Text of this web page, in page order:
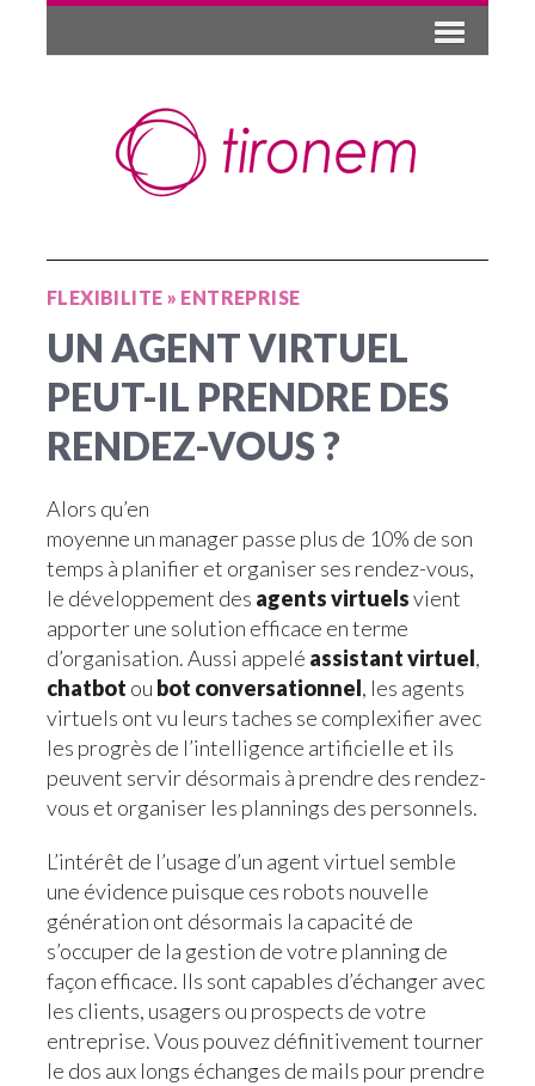
FLEXIBILITE » ENTREPRISE
UN AGENT VIRTUEL
PEUT-IL PRENDRE DES
RENDEZ-VOUS ?
Alors qu’en
moyenne un manager passe plus de 10% de son
temps à planifier et organiser ses rendez-vous,
le développement des agents virtuelsvient
apporter une solution efficace en terme
d’organisation. Aussi appelé assistant virtuel,
chatbot ou bot conversationnel, les agents
virtuels ont vu leurs taches se complexifier avec
les progrès de l’intelligence artificielle et ils
peuvent servir désormais à prendre des rendez-
vous et organiser les plannings des personnels.
L’intérêt de l’usage d’un agent virtuel semble
une évidence puisque ces robots nouvelle
génération ont désormais la capacité de
s’occuper de la gestion de votre planning de
façon efficace. Ils sont capables d’échanger avec
les clients, usagers ou prospects de votre
entreprise. Vous pouvez définitivement tourner
le dos aux longs échanges de mails pour prendre